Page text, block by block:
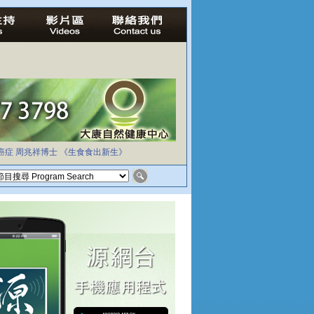
症 周兆祥博士 《生食食出新生》